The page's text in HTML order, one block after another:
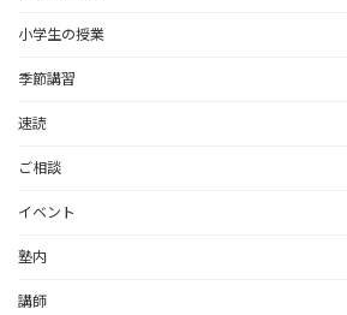
小学生の授業
季節講習
速読
ご相談
イベント
塾内
講師